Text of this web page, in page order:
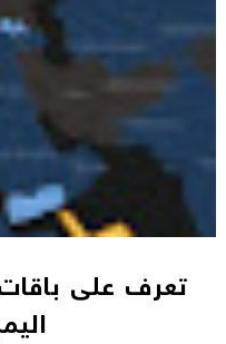
تعرف على